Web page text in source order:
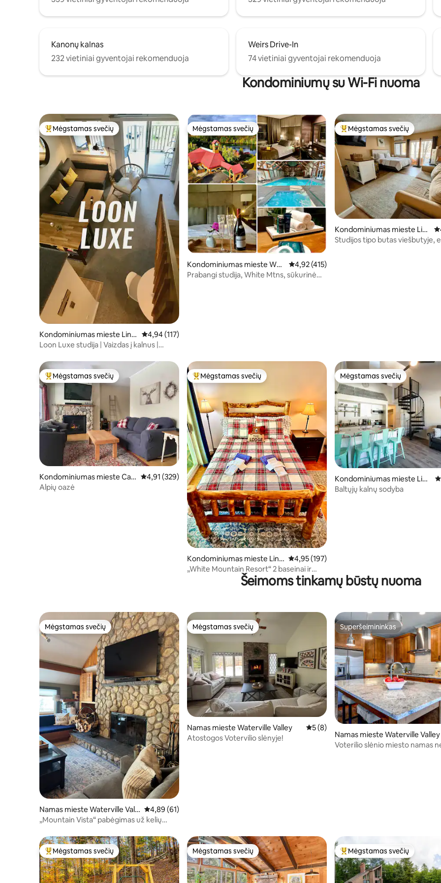
Kanonų kalnas
232 vietiniai gyventojai rekomenduoja
Weirs Drive-In
74 vietiniai gyventojai rekomenduoja
Kondominiumų su Wi-Fi nuoma
Svečių mėgstamiausias
Mėgstamas svečių
Kondominiumas mieste Linc
oln
Vidutinis įvertinimas: 4,94 iš 5, atsiliepimų: 117
4,94 (117)
Loon Luxe studija | Vaizdas į kalnus |
Mėgstamas svečių
Mėgstamas svečių
Kondominiumas mieste Woo
dstock
Vidutinis įvertinimas: 4,92 iš 5, atsiliepimų: 415
4,92 (415)
Prabangi studija, White Mtns, sūkurinė
Svečių mėgstamiausias
Mėgstamas svečių
Kondominiumas mieste Lin
coln
Studijos tipo butas viešbutyje,
Svečių mėgstamiausias
Mėgstamas svečių
Kondominiumas mieste Ca
mpton
Vidutinis įvertinimas: 4,91 iš 5, atsiliepimų: 329
4,91 (329)
Alpių oazė
Svečių mėgstamiausias
Mėgstamas svečių
Kondominiumas mieste Linc
oln
Vidutinis įvertinimas: 4,95 iš 5, atsiliepimų: 197
4,95 (197)
„White Mountain Resort“ 2 baseinai ir
sūkurinė vonia Virtuvė
Mėgstamas svečių
Mėgstamas svečių
Kondominiumas mieste Linc
oln
Baltųjų kalnų sodyba
Šeimoms tinkamų būstų nuoma
Mėgstamas svečių
Mėgstamas svečių
Namas mieste Waterville Vall
ey
Vidutinis įvertinimas: 4,89 iš 5, atsiliepimų: 61
4,89 (61)
„Mountain Vista“ pabėgimas už kelių
Mėgstamas svečių
Mėgstamas svečių
Namas mieste Waterville Valley Vidutinis įvertinimas: 5 iš 5, atsiliepimų: 8
5 (8)
Atostogos Votervilio slėnyje!
Superšeimininkas
Superšeimininkas
Namas mieste Waterville Valley
Voterilio slėnio miesto namas
Svečių mėgstamiausias
Mėgstamas svečių Mėgstamas svečių
Mėgstamas svečių Svečių mėgstamiausias
Mėgstamas svečių